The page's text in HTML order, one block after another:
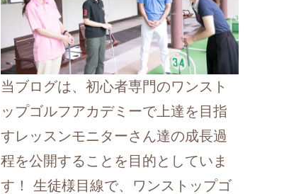
当ブログは、初心者専門のワンスト
ップゴルフアカデミーで上達を目指
すレッスンモニターさん達の成長過
程を公開することを目的としていま
す！ 生徒様目線で、ワンストップゴ